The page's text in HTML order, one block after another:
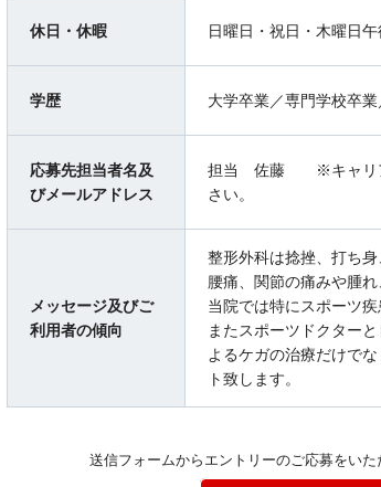
休日・休暇 日曜日・祝日・木曜日午
学歴 大学卒業／専門学校卒
応募先担当者名及
びメールアドレス
担当 佐藤 ※キャリア
さい。
メッセージ及びご
利用者の傾向
整形外科は捻挫、打ち
腰痛、関節の痛みや腫
当院では特にスポーツ疾
またスポーツドクター
よるケガの治療だけで
ト致します。
送信フォームからエントリーのご応募をい